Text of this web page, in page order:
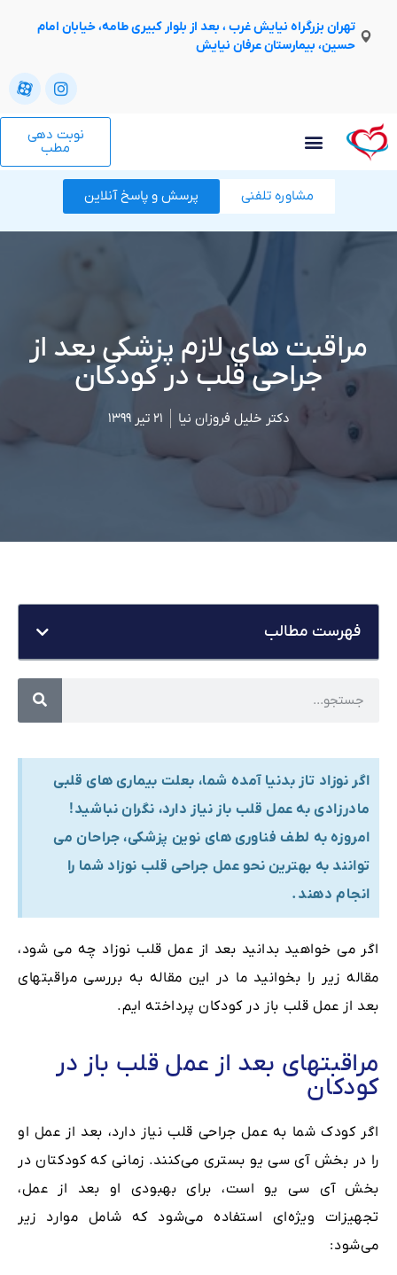
تهران بزرگراه نیایش غرب ، بعد از بلوار کبیری طامه، خیابان امام
حسین، بیمارستان عرفان نیایش
نوبت دهی
مطب
مشاوره تلفنی پرسش و پاسخ آنلاین
مراقبت های لازم پزشکی بعد از
جراحی قلب در کودکان
دکتر خلیل فروزان نیا ۲۱ تیر ۱۳۹۹
اگر نوزاد تاز بدنیا آمده شما، بعلت بیماری های قلبی
مادرزادی به عمل قلب باز نیاز دارد، نگران نباشید!
امروزه به لطف فناوری های نوین پزشکی، جراحان می
توانند به بهترین نحو عمل جراحی قلب نوزاد شما را
انجام دهند.
اگر می خواهید بدانید بعد از عمل قلب نوزاد چه می شود،
مقاله زیر را بخوانید ما در این مقاله به بررسی مراقبتهای
بعد از عمل قلب باز در کودکان پرداخته ایم.
مراقبتهای بعد از عمل قلب باز در
کودکان
اگر کودک شما به عمل جراحی قلب نیاز دارد، بعد از عمل او
را در بخش آی سی یو بستری می‌کنند. زمانی‌ که کودکتان در
بخش آی سی یو است، برای بهبودی او بعد از عمل،
تجهیزات ویژه‌ای استفاده می‌شود که شامل موارد زیر
می‌شود:
فهرست مطالب